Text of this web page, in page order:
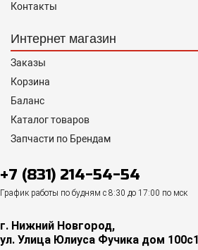
Контакты
Интернет магазин
Заказы
Корзина
Баланс
Каталог товаров
Запчасти по Брендам
+7 (831) 214-54-54
График работы по будням с 8:30 до 17:00 по мск
г. Нижний Новгород,
ул. Улица Юлиуса Фучика дом 100с1